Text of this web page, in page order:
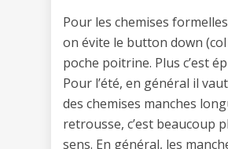
Pour les chemises
on évite le button down
poche poitrine. Plus c’est
Pour l’été, en général il
des chemises manches
retrousse, c’est beaucoup
sens. En général, les